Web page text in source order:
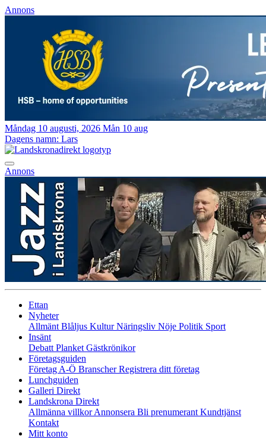
Annons
Måndag 10 augusti, 2026 Mån 10 aug
Dagens namn: Lars
Annons
Ettan
Nyheter
Allmänt Blåljus KulturNäringsliv Nöje Politik Sport
Insänt
Debatt Planket Gästkrönikor
Företagsguiden
Företag A-Ö BranscherRegistrera ditt företag
Lunchguiden
Galleri Direkt
Landskrona Direkt
Allmänna villkorAnnonsera Bli prenumerant Kundtjänst
Kontakt
Mitt konto